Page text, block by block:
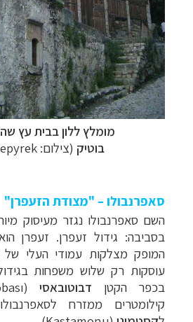
מומלץ ללון בבית עץ
בוטיק (צילום:
סאפרנבולו – "מצודת הזעפרן"
השם סאפרנבולו נגזר מעיסוק
בסביבה: גידול זעפרן. זעפרן
המופק מצלקות עמודי העלי של
עוסקות רק שלוש משפחות
בכפר הקטן דבוטובאסי
קילומטרים ממזרח